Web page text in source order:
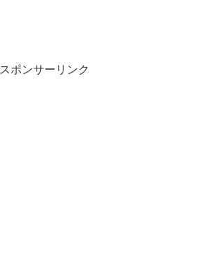
スポンサーリンク